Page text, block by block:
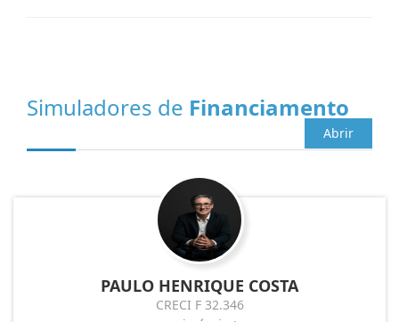
Simuladores de Financiamento
Abrir
PAULO HENRIQUE COSTA
CRECI F 32.346